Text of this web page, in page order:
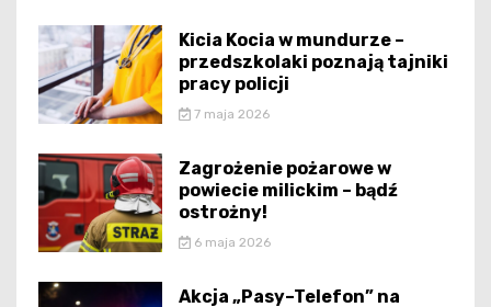
Kicia Kocia w mundurze –
przedszkolaki poznają tajniki
pracy policji
7 maja 2026
Zagrożenie pożarowe w
powiecie milickim – bądź
ostrożny!
6 maja 2026
Akcja „Pasy–Telefon” na